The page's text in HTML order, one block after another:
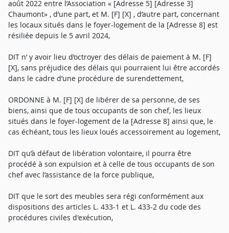
août 2022 entre l’Association « [Adresse 5] [Adresse 3]
Chaumont» , d’une part, et M. [F] [X] , d’autre part, concernant
les locaux situés dans le foyer-logement de la [Adresse 8] est
résiliée depuis le 5 avril 2024,
DIT n’ y avoir lieu d’octroyer des délais de paiement à M. [F]
[X], sans préjudice des délais qui pourraient lui être accordés
dans le cadre d’une procédure de surendettement,
ORDONNE à M. [F] [X] de libérer de sa personne, de ses
biens, ainsi que de tous occupants de son chef, les lieux
situés dans le foyer-logement de la [Adresse 8] ainsi que, le
cas échéant, tous les lieux loués accessoirement au logement,
DIT qu’à défaut de libération volontaire, il pourra être
procédé à son expulsion et à celle de tous occupants de son
chef avec l’assistance de la force publique,
DIT que le sort des meubles sera régi conformément aux
dispositions des articles L. 433-1 et L. 433-2 du code des
procédures civiles d'exécution,